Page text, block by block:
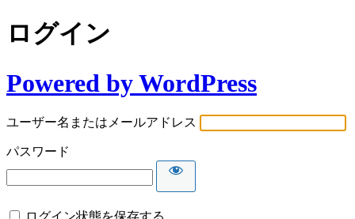
ログイン
Powered by WordPress
ユーザー名またはメールアドレス
パスワード